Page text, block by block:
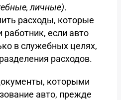
личные).
расходы, которые
работник, если авто
в служебных целях,
расходов.
которыми
авто, прежде